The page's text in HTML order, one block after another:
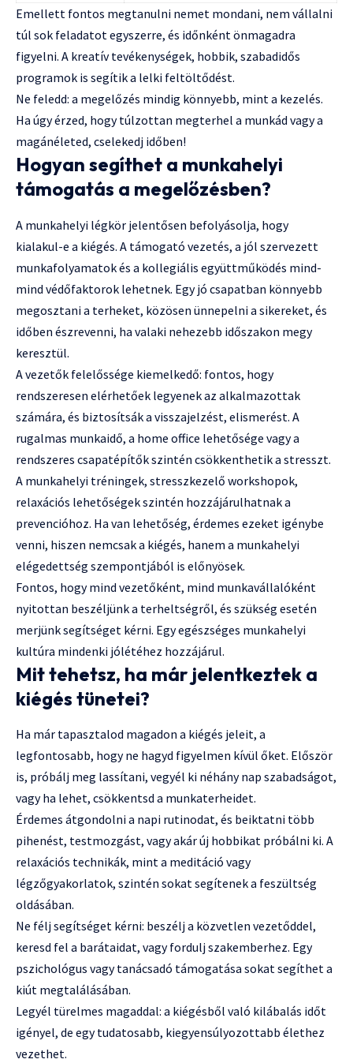
Emellett fontos megtanulni nemet mondani, nem vállalni
túl sok feladatot egyszerre, és időnként önmagadra
figyelni. A kreatív tevékenységek, hobbik, szabadidős
programok is segítik a lelki feltöltődést.
Ne feledd: a megelőzés mindig könnyebb, mint a kezelés.
Ha úgy érzed, hogy túlzottan megterhel a munkád vagy a
magánéleted, cselekedj időben!
Hogyan segíthet a munkahelyi
támogatás a megelőzésben?
A munkahelyi légkör jelentősen befolyásolja, hogy
kialakul-e a kiégés. A támogató vezetés, a jól szervezett
munkafolyamatok és a kollegiális együttműködés mind-
mind védőfaktorok lehetnek. Egy jó csapatban könnyebb
megosztani a terheket, közösen ünnepelni a sikereket, és
időben észrevenni, ha valaki nehezebb időszakon megy
keresztül.
A vezetők felelőssége kiemelkedő: fontos, hogy
rendszeresen elérhetőek legyenek az alkalmazottak
számára, és biztosítsák a visszajelzést, elismerést. A
rugalmas munkaidő, a home office lehetősége vagy a
rendszeres csapatépítők szintén csökkenthetik a stresszt.
A munkahelyi tréningek, stresszkezelő workshopok,
relaxációs lehetőségek szintén hozzájárulhatnak a
prevencióhoz. Ha van lehetőség, érdemes ezeket igénybe
venni, hiszen nemcsak a kiégés, hanem a munkahelyi
elégedettség szempontjából is előnyösek.
Fontos, hogy mind vezetőként, mind munkavállalóként
nyitottan beszéljünk a terheltségről, és szükség esetén
merjünk segítséget kérni. Egy egészséges munkahelyi
kultúra mindenki jólétéhez hozzájárul.
Mit tehetsz, ha már jelentkeztek a
kiégés tünetei?
Ha már tapasztalod magadon a kiégés jeleit, a
legfontosabb, hogy ne hagyd figyelmen kívül őket. Először
is, próbálj meg lassítani, vegyél ki néhány nap szabadságot,
vagy ha lehet, csökkentsd a munkaterheidet.
Érdemes átgondolni a napi rutinodat, és beiktatni több
pihenést, testmozgást, vagy akár új hobbikat próbálni ki. A
relaxációs technikák, mint a meditáció vagy
légzőgyakorlatok, szintén sokat segítenek a feszültség
oldásában.
Ne félj segítséget kérni: beszélj a közvetlen vezetőddel,
keresd fel a barátaidat, vagy fordulj szakemberhez. Egy
pszichológus vagy tanácsadó támogatása sokat segíthet a
kiút megtalálásában.
Legyél türelmes magaddal: a kiégésből való kilábalás időt
igényel, de egy tudatosabb, kiegyensúlyozottabb élethez
vezethet.